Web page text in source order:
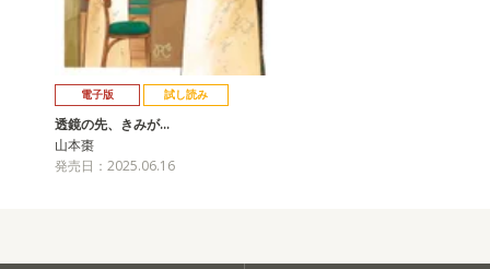
電子版 試し読み
透鏡の先、きみが…
山本棗
発売日：2025.06.16